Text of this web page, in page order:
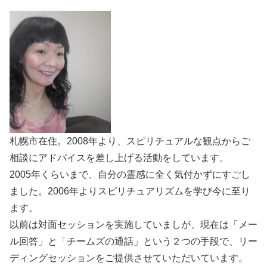
札幌市在住。2008年より、スピリチュアルな観点からご
相談にアドバイスを差し上げる活動をしています。
2005年くらいまで、自分の霊感に全く気付かずにすごし
ました。2006年よりスピリチュアリズムを学び今に至り
ます。
以前は対面セッションを実施していましが、現在は「メー
ル回答」と「チームズの通話」という２つの手段で、リー
ディングセッションをご提供させていただいています。